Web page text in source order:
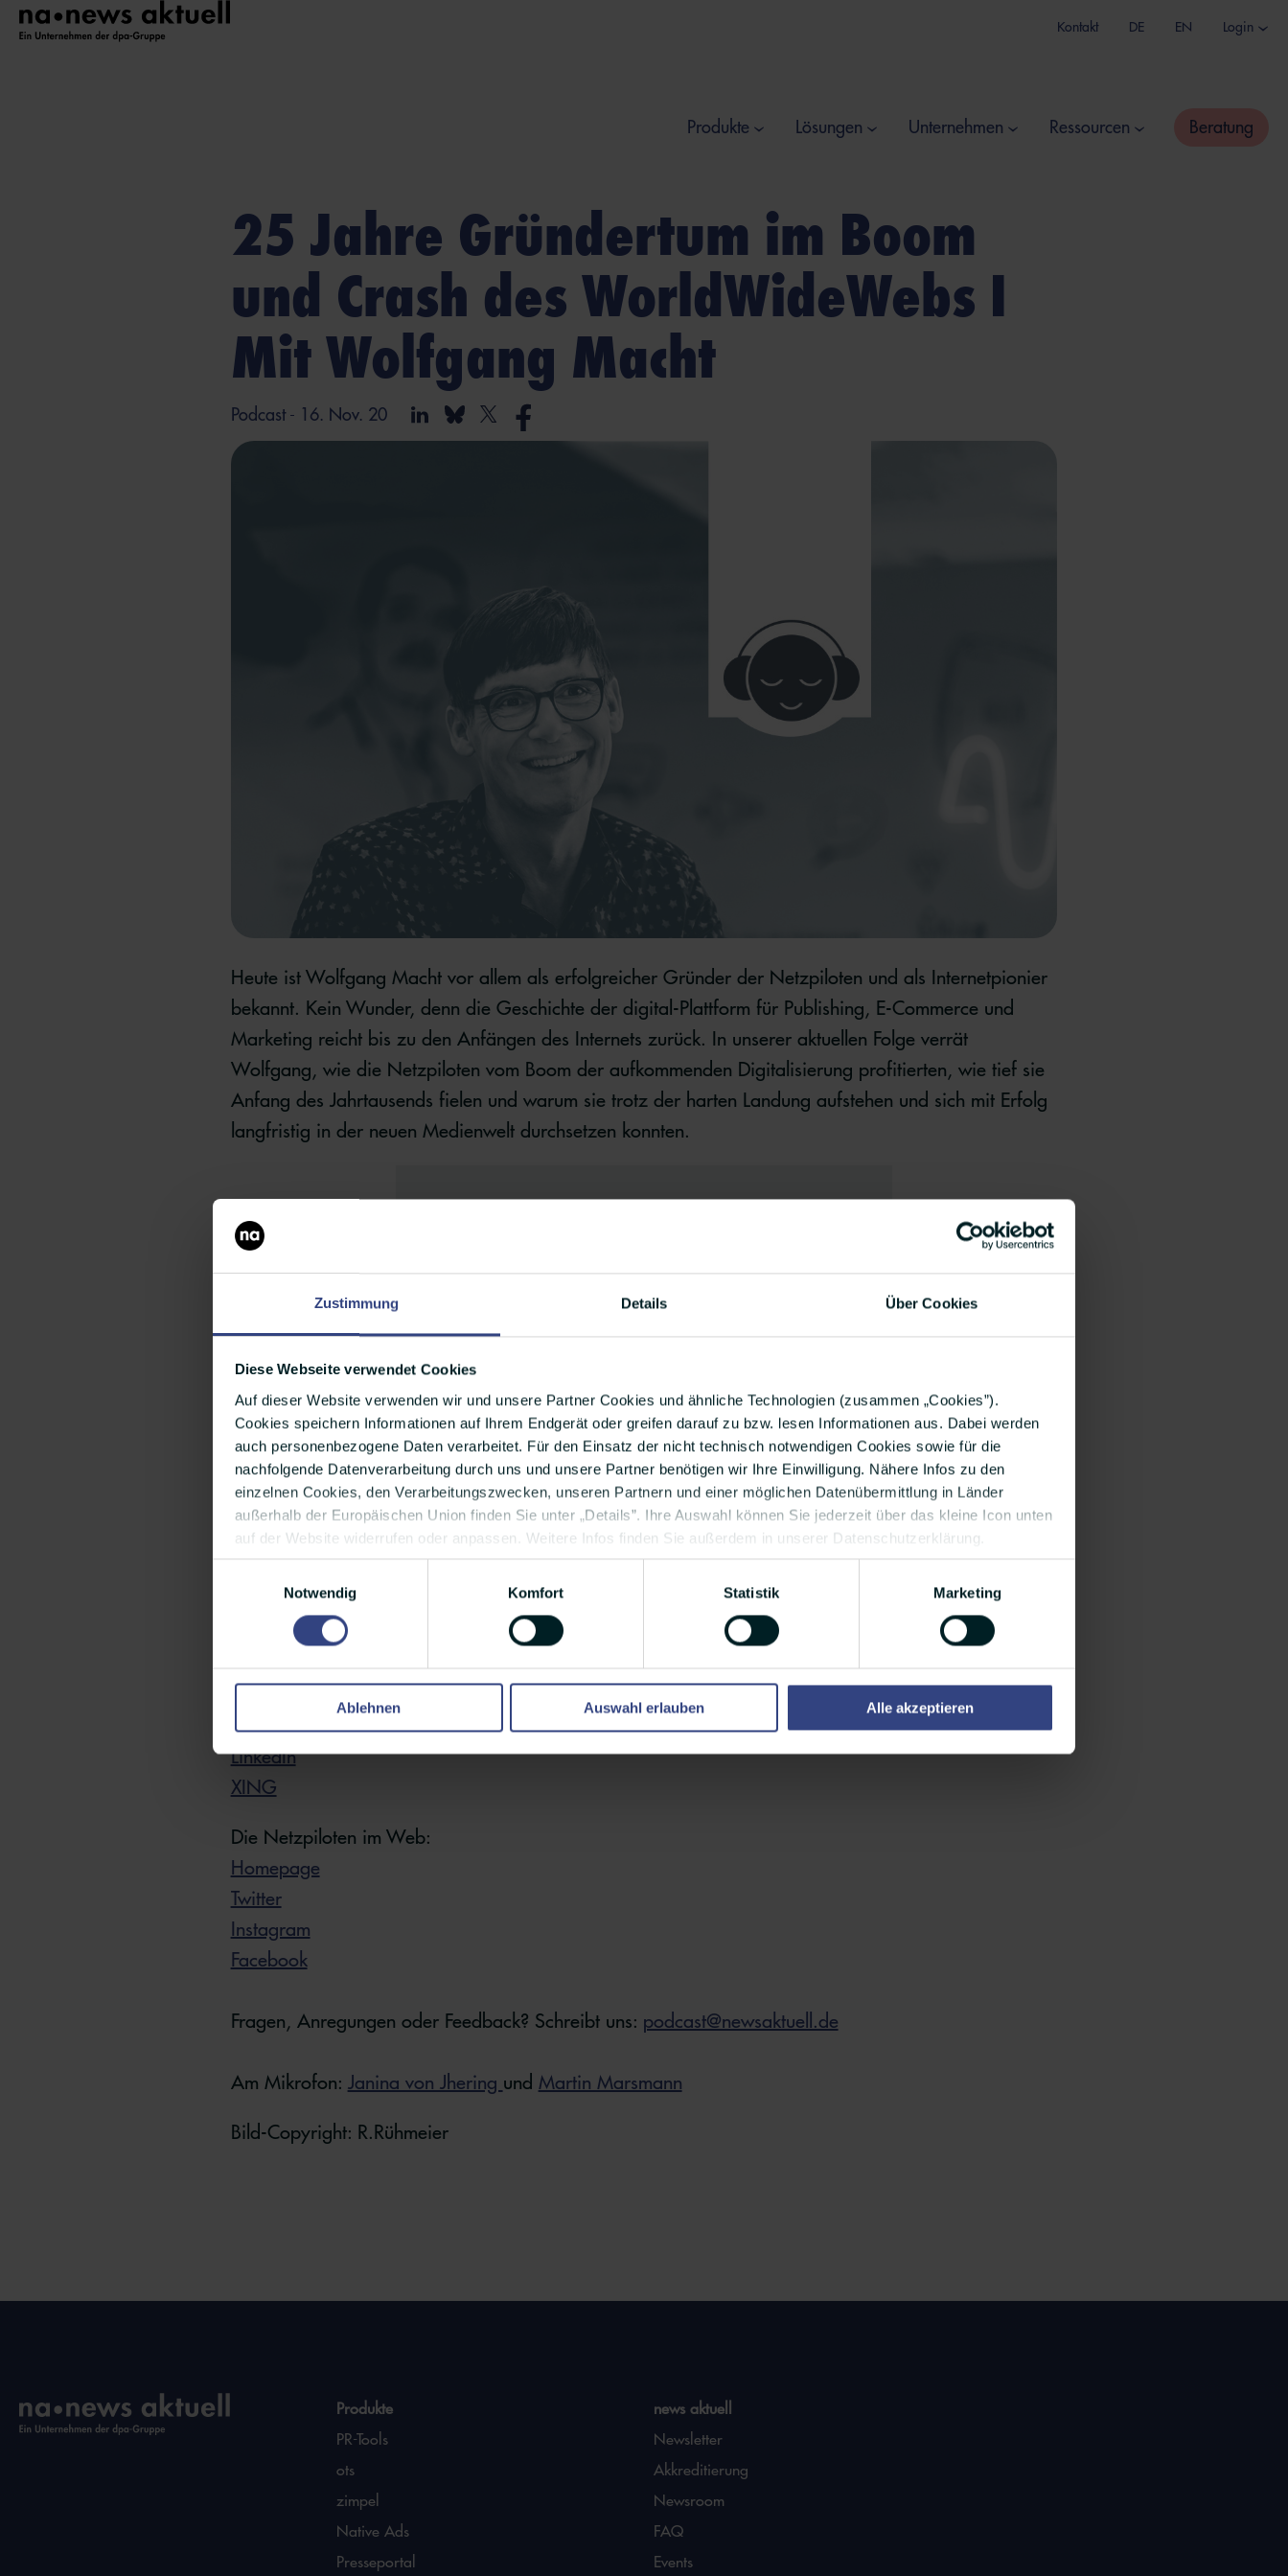
Zustimmung Details Über Cookies
Diese Webseite verwendet Cookies
Auf dieser Website verwenden wir und unsere Partner Cookies und ähnliche Technologien (zusammen „Cookies”).
Cookies speichern Informationen auf Ihrem Endgerät oder greifen darauf zu bzw. lesen Informationen aus. Dabei werden
auch personenbezogene Daten verarbeitet. Für den Einsatz der nicht technisch notwendigen Cookies sowie für die
nachfolgende Datenverarbeitung durch uns und unsere Partner benötigen wir Ihre Einwilligung. Nähere Infos zu den
einzelnen Cookies, den Verarbeitungszwecken, unseren Partnern und einer möglichen Datenübermittlung in Länder
außerhalb der Europäischen Union finden Sie unter „Details”. Ihre Auswahl können Sie jederzeit über das kleine Icon unten
auf der Website widerrufen oder anpassen. Weitere Infos finden Sie außerdem in unserer Datenschutzerklärung.
Notwendig
Komfort Statistik Marketing
Ablehnen Auswahl erlauben Alle akzeptieren
Produkte Lösungen Unternehmen Ressourcen Beratung
Kontakt DE EN Login
25 Jahre Gründertum im Boom
und Crash des WorldWideWebs I
Mit Wolfgang Macht
Podcast- 16. Nov. 20
Heute ist Wolfgang Macht vor allem als erfolgreicher Gründer der Netzpiloten und als Internetpionier
bekannt. Kein Wunder, denn die Geschichte der digital-Plattform für Publishing, E-Commerce und
Marketing reicht bis zu den Anfängen des Internets zurück. In unserer aktuellen Folge verrät
Wolfgang, wie die Netzpiloten vom Boom der aufkommenden Digitalisierung profitierten, wie tief sie
Anfang des Jahrtausends fielen und warum sie trotz der harten Landung aufstehen und sich mit Erfolg
langfristig in der neuen Medienwelt durchsetzen konnten.
Twitter
LinkedIn
XING
Die Netzpiloten im Web:
Homepage
Twitter
Instagram
Facebook
Fragen, Anregungen oder Feedback? Schreibt uns: podcast@newsaktuell.de
Am Mikrofon: Janina von Jhering und Martin Marsmann
Bild-Copyright: R.Rühmeier
Produkte
PR-Tools
ots
zimpel
Native Ads
Presseportal
news aktuell
Newsletter
Akkreditierung
Newsroom
FAQ
Events